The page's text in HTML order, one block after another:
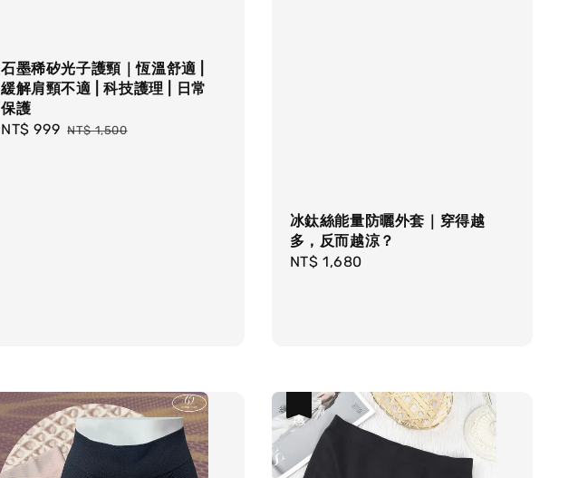
石墨稀矽光子護頸｜恆溫舒適 |
緩解肩頸不適 | 科技護理 | 日常
保護
Sale
NT$ 999 Regular
NT$ 1,500
冰鈦絲能量防曬外套｜穿得越
多，反而越涼？
Regular
NT$ 1,680